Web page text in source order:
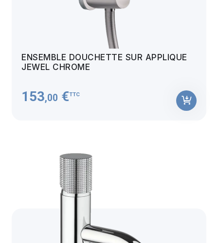
ENSEMBLE DOUCHETTE SUR APPLIQUE
JEWEL CHROME
153,00 €TTC